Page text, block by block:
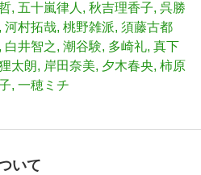
五十嵐律人 秋吉理香子 呉勝
河村拓哉 桃野雑派 須藤古都
白井智之 潮谷験 多崎礼 真下
太朗 岸田奈美 夕木春央 柿原
一穂ミチ
いて